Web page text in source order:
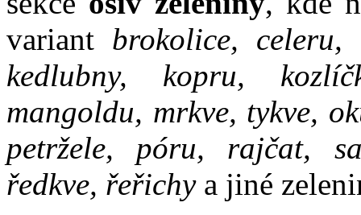
variant brokolice, celeru,
kedlubny, kopru,
mangoldu, mrkve, tykve,
petržele, póru, rajčat,
ředkve, řeřichya jiné